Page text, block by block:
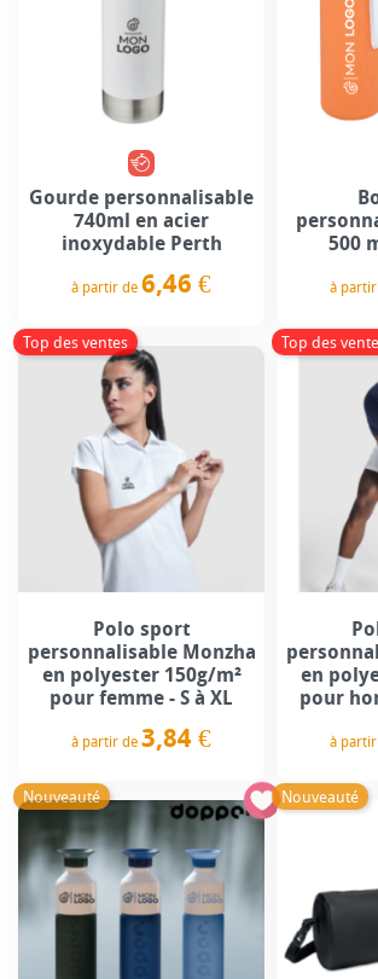
Gourde personnalisable
740ml en acier
inoxydable Perth
à partir de 6,46 €
500
à
Top des ventes
Polo sport
personnalisable Monzha
en polyester 150g/m²
pour femme - S à XL
à partir de 3,84 €
Top des
en
pour
à
Nouveauté Nouveauté